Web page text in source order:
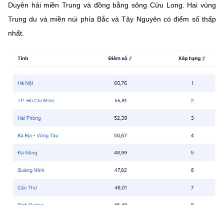
Duyên hải miền Trung và đồng bằng sông Cửu Long. Hai vùng
Trung du và miền núi phía Bắc và Tây Nguyên có điểm số thấp
nhất.